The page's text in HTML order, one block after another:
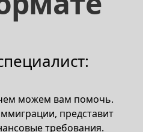
можем вам помочь.
представит
требования.